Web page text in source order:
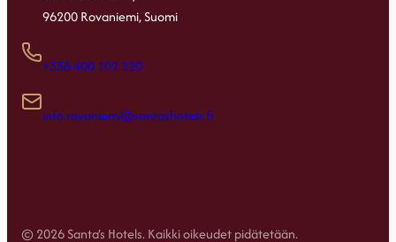
96200 Rovaniemi, Suomi
+358 400 102 220
info.rovaniemi@santashotels.fi
© 2026 Santa’s Hotels. Kaikki oikeudet pidätetään.